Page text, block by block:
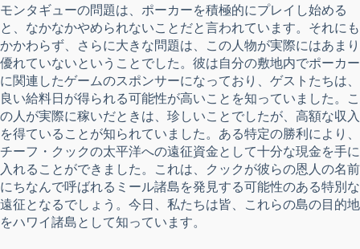
モンタギューの問題は、ポーカーを積極的にプレイし始める
と、なかなかやめられないことだと言われています。それにも
かかわらず、さらに大きな問題は、この人物が実際にはあまり
優れていないということでした。彼は自分の敷地内でポーカー
に関連したゲームのスポンサーになっており、ゲストたちは、
良い給料日が得られる可能性が高いことを知っていました。こ
の人が実際に稼いだときは、珍しいことでしたが、高額な収入
を得ていることが知られていました。ある特定の勝利により、
チーフ・クックの太平洋への遠征資金として十分な現金を手に
入れることができました。これは、クックが彼らの恩人の名前
にちなんで呼ばれるミール諸島を発見する可能性のある特別な
遠征となるでしょう。今日、私たちは皆、これらの島の目的地
をハワイ諸島として知っています。